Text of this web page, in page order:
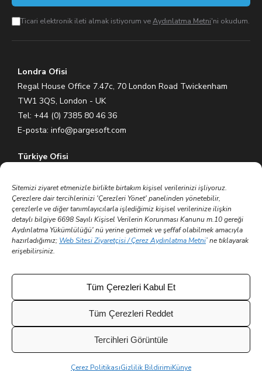
Sitemizi ziyaret etmenizle birlikte birtakım kişisel verilerinizi işliyoruz.
Çerezlere dair tercihlerinizi 'Çerezleri Yönet' panelinden yönetebilir,
çerezlerle ve diğer tanımlayıcılarla işlediğimiz kişisel verilerinize ilişkin
detaylı bilgiye 6698 Sayılı Kişisel Verilerin Korunması Kanunu m.10 gereği
Aydınlatma Yükümlülüğü' nü yerine getirmek ve şeffaf olabilmek amacıyla
hazırladığımız; Web Sitesi Ziyaretçisi / Çerez Aydınlatma Metni’ ne tıklayarak
erişebilirsiniz.
Tüm Çerezleri Kabul Et
Tüm Çerezleri Reddet
Tercihleri Görüntüle
Çerez PolitikasıGizlilik BildirimiKünye
Ticari elektronik ileti almak istiyorum veAydınlatma Metni'ni okudum.
Londra Ofisi
Regal House Office 7.47c, 70 London Road Twickenham
TW1 3QS, London - UK
Tel: +44 (0) 7385 80 46 36
E-posta: info@pargesoft.com
Türkiye Ofisi
Ümraniye – İstanbul / Türkiye
Tel: +90 (216) 575 60 70
E-posta:
info@pargesoft.com
Trakya Teknopark Ofisi
Trakya Üniversitesi Ayşe Kadın Yerleşkesi
Merkez – Edirne / Türkiye
E-posta:info@pargesoft.com